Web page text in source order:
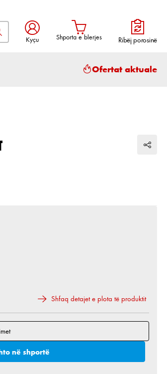
Kyçu Shporta e blerjes
Shporta përmban 0 artikuj. Vlera
Ribëj porosinë
Ofertat aktuale
Shfaq detajet e plota të produktit
përdorni butonat për të rritur
në shportë